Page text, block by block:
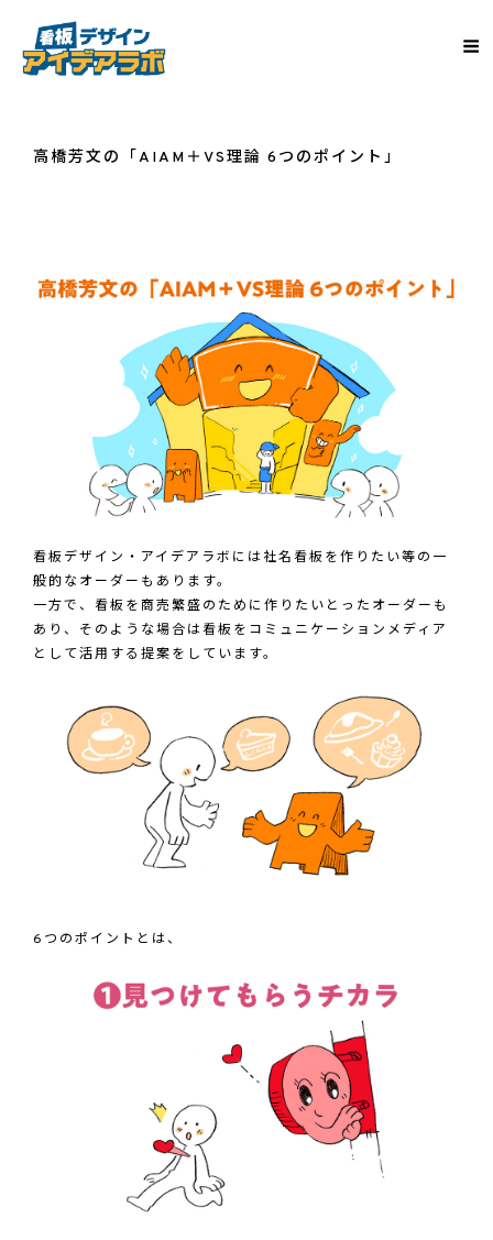
高橋芳文の「AIAM＋VS理論 6つのポイント」
看板デザイン・アイデアラボには社名看板を作りたい等の一
般的なオーダーもあります。
一方で、看板を商売繁盛のために作りたいとったオーダーも
あり、そのような場合は看板をコミュニケーションメディア
として活用する提案をしています。
6つのポイントとは、